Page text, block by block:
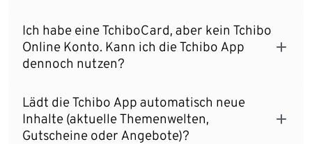
Ich habe eine TchiboCard, aber kein Tchibo
Online Konto. Kann ich die Tchibo App
dennoch nutzen?
Lädt die Tchibo App automatisch neue
Inhalte (aktuelle Themenwelten,
Gutscheine oder Angebote)?